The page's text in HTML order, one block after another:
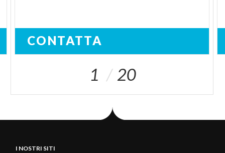
CONTATTA
1 20
I NOSTRI SITI